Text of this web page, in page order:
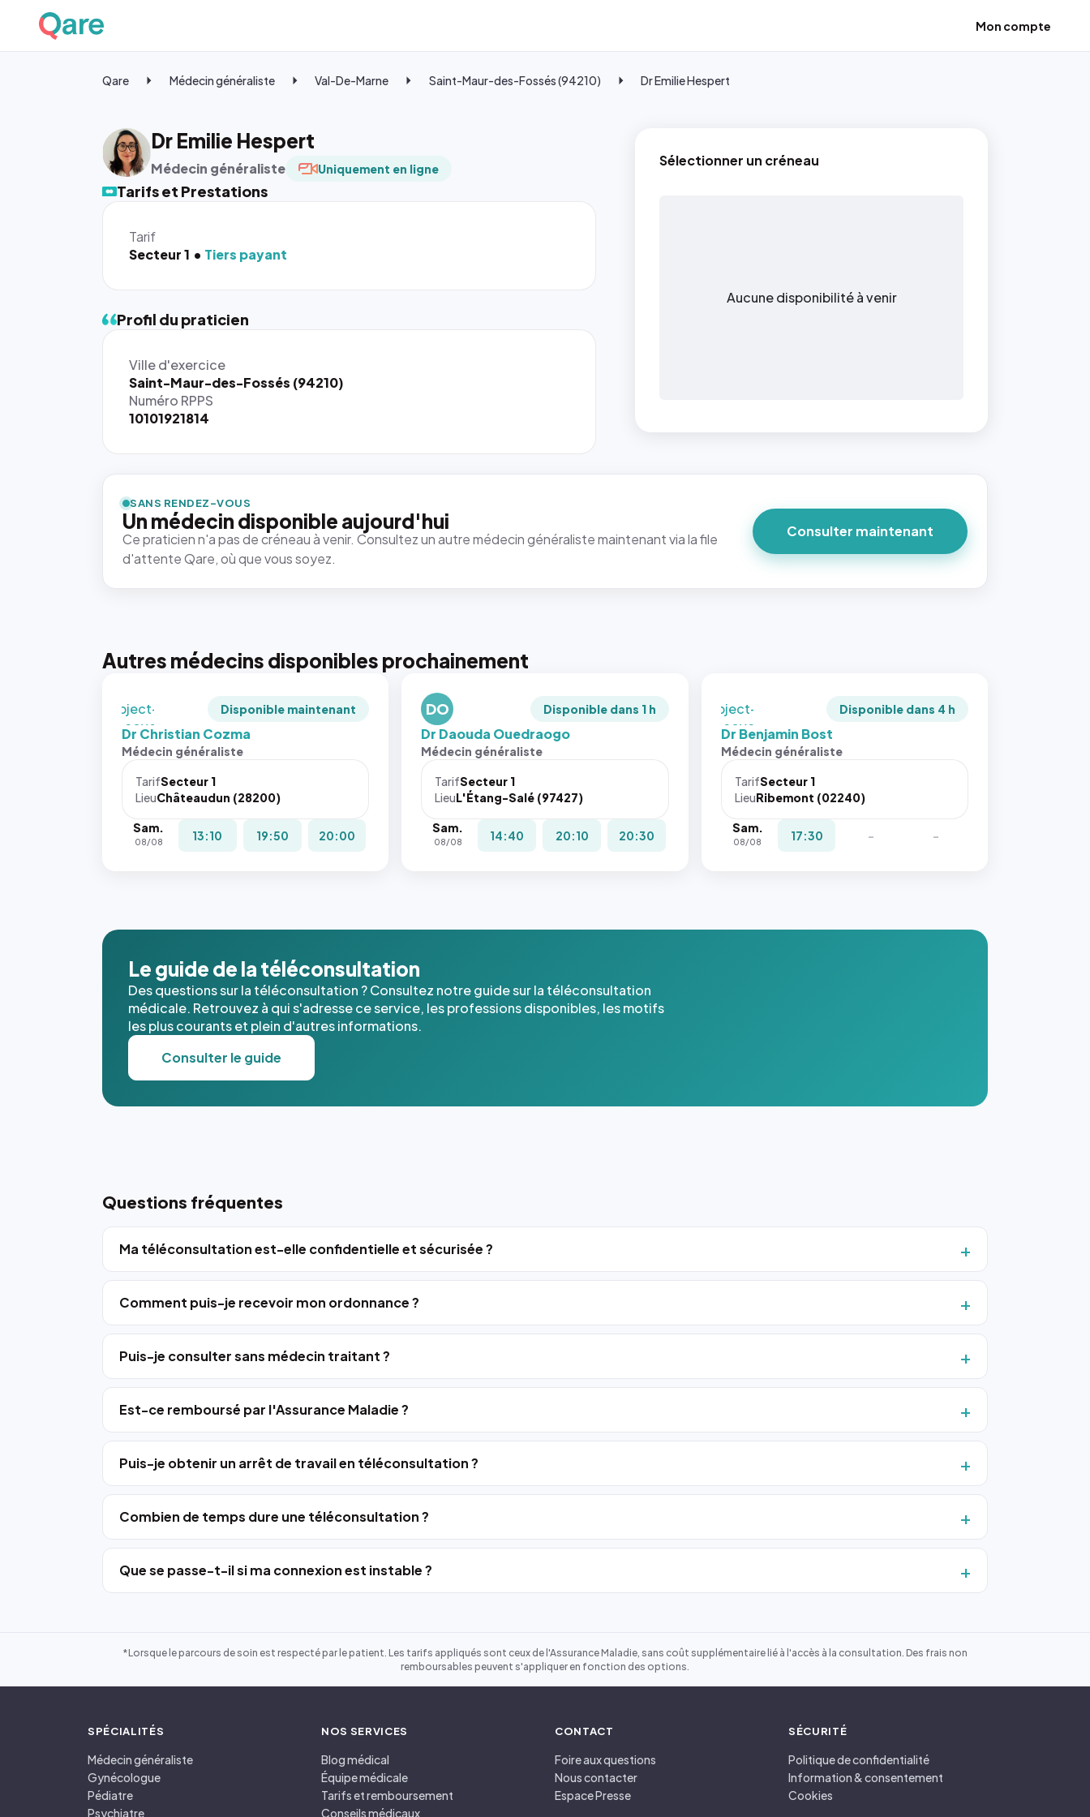
Mon compte
Qare Médecin généraliste Val-De-Marne Saint-Maur-des-Fossés (94210) Dr Emilie Hespert
Dr Emilie Hespert
Médecin généraliste Uniquement en ligne
Tarifs et Prestations
Tarif
Secteur 1
Tiers payant
Sélectionner un créneau
Aucune disponibilité à venir
Profil du praticien
Ville d'exercice
Saint-Maur-des-Fossés (94210)
Numéro RPPS
10101921814
SANS RENDEZ-VOUS
Un médecin disponible aujourd'hui
Ce praticien n'a pas de créneau à venir. Consultez un autre médecin généraliste maintenant via la file
d'attente Qare, où que vous soyez.
Consulter maintenant
Autres médecins disponibles prochainement
rendue par
`.profile-
picture`,
et un
rapport 1:1
qui reste
juste à
photo est
recadrée
`object-
fit: cover`.
Sans ces
navigateur
pas la
place, et
l'annuaire
dans ce
cas. #}
Disponible maintenant
Dr Christian Cozma
Médecin généraliste
TarifSecteur 1
LieuChâteaudun (28200)
Sam.
08/08 13:10 19:50 20:00
DO Disponible dans 1 h
Dr Daouda Ouedraogo
Médecin généraliste
TarifSecteur 1
LieuL'Étang-Salé (97427)
Sam.
08/08 14:40 20:10 20:30
rendue par
rapport 1:1
`object-
fit: cover`.
Sans ces
navigateur
pas la
place, et
Disponible dans 4 h
Dr Benjamin Bost
Médecin généraliste
TarifSecteur 1
LieuRibemont (02240)
Sam.
08/08 17:30 - -
Le guide de la téléconsultation
Des questions sur la téléconsultation ? Consultez notre guide sur la téléconsultation
médicale. Retrouvez à qui s'adresse ce service, les professions disponibles, les motifs
les plus courants et plein d'autres informations.
Consulter le guide
Questions fréquentes
Ma téléconsultation est-elle confidentielle et sécurisée ?
Comment puis-je recevoir mon ordonnance ?
Puis-je consulter sans médecin traitant ?
Est-ce remboursé par l'Assurance Maladie ?
Puis-je obtenir un arrêt de travail en téléconsultation ?
Combien de temps dure une téléconsultation ?
Que se passe-t-il si ma connexion est instable ?
*Lorsque le parcours de soin est respecté par le patient. Les tarifs appliqués sont ceux de l'Assurance Maladie, sans coût supplémentaire lié à l'accès à la consultation. Des frais non
remboursables peuvent s'appliquer en fonction des options.
SPÉCIALITÉS
Médecin généraliste
Gynécologue
Pédiatre
Psychiatre
NOS SERVICES
Blog médical
Équipe médicale
Tarifs et remboursement
Conseils médicaux
CONTACT
Foire aux questions
Nous contacter
Espace Presse
SÉCURITÉ
Politique de confidentialité
Information & consentement
Cookies